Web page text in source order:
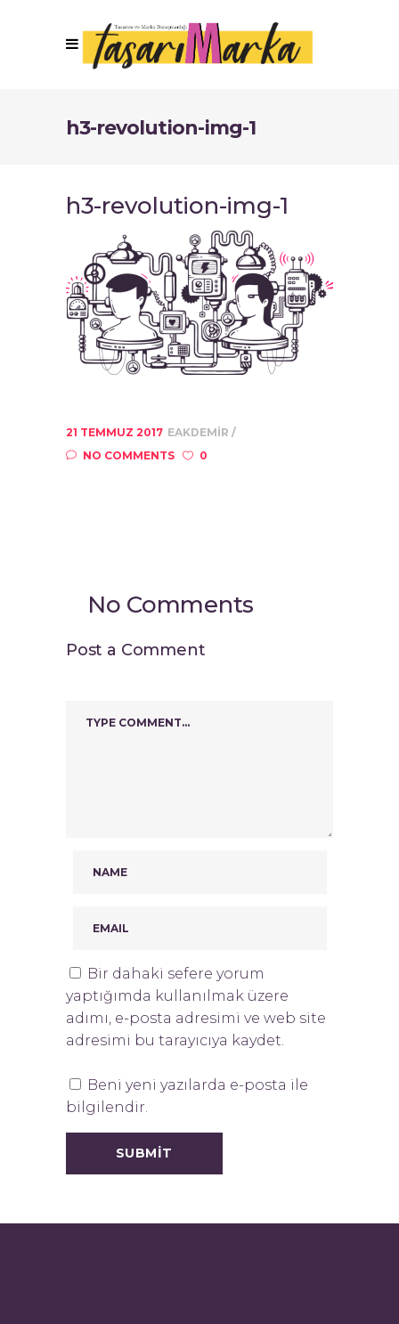
h3-revolution-img-1
h3-revolution-img-1
21 TEMMUZ 2017 EAKDEMIR
NO COMMENTS
0
No Comments
Post a Comment
Bir dahaki sefere yorum
yaptığımda kullanılmak üzere
adımı, e-posta adresimi ve web site
adresimi bu tarayıcıya kaydet.
Beni yeni yazılarda e-posta ile
bilgilendir.